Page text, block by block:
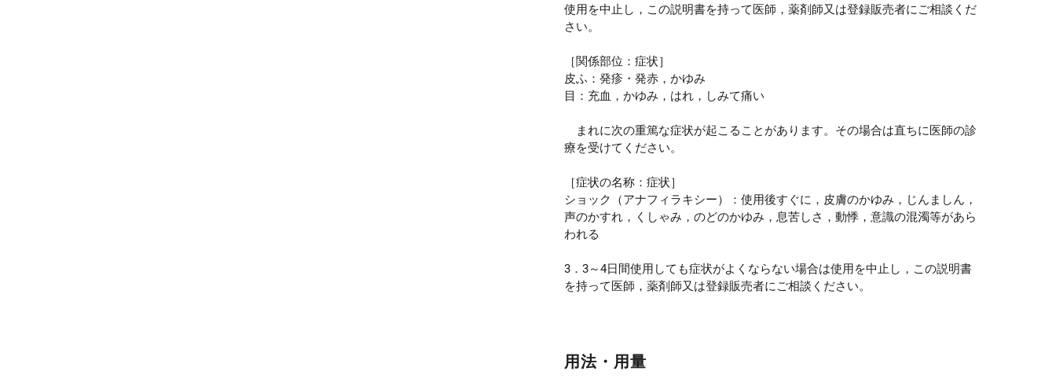
使用を中止し，この説明書を持って医師，薬剤師又は登録販売者にご相談くだ
さい。
［関係部位：症状］
皮ふ：発疹・発赤，かゆみ
目：充血，かゆみ，はれ，しみて痛い
まれに次の重篤な症状が起こることがあります。その場合は直ちに医師の診
療を受けてください。
［症状の名称：症状］
ショック（アナフィラキシー）：使用後すぐに，皮膚のかゆみ，じんましん，
声のかすれ，くしゃみ，のどのかゆみ，息苦しさ，動悸，意識の混濁等があら
われる
3．3～4日間使用しても症状がよくならない場合は使用を中止し，この説明書
を持って医師，薬剤師又は登録販売者にご相談ください。
用法・用量